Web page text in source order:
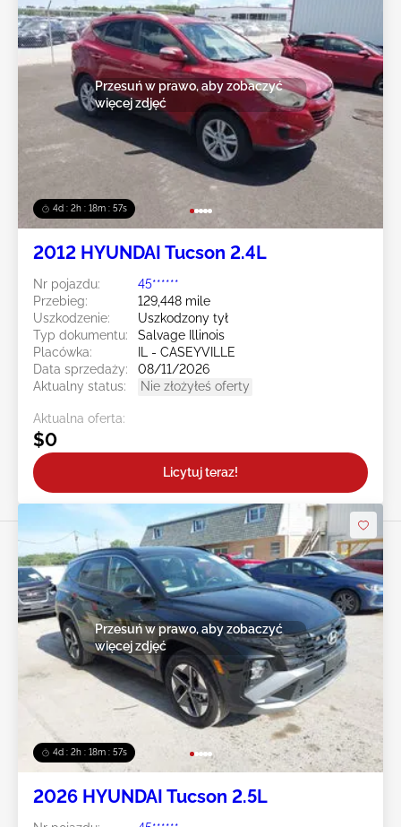
4d : 2h : 18m : 55s
Przesuń w prawo, aby zobaczyć
więcej zdjęć
2012 HYUNDAI Tucson 2.4L
Nr pojazdu:
45******
Przebieg:
129,448 mile
Uszkodzenie:
Uszkodzony tył
Typ dokumentu:
Salvage Illinois
Placówka:
IL - CASEYVILLE
Data sprzedaży:
08/11/2026
Aktualny status:
Nie złożyłeś oferty
Aktualna oferta:
$0
Licytuj teraz!
4d : 2h : 18m : 55s
Przesuń w prawo, aby zobaczyć
więcej zdjęć
2026 HYUNDAI Tucson 2.5L